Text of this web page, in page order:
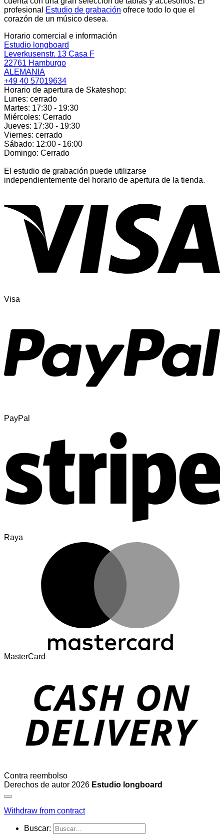
profesional
Estudio de grabación ofrece todo lo que el
corazón de un músico desea.
Horario comercial e información
Estudio longboard
Leverkusenstr. 13 Casa F
22761 Hamburgo
ALEMANIA
+49 40 57019634
Horario de apertura de Skateshop:
Lunes: cerrado
Martes: 17:30 - 19:30
Miércoles: Cerrado
Jueves: 17:30 - 19:30
Viernes: cerrado
Sábado: 12:00 - 16:00
Domingo: Cerrado
El estudio de grabación puede utilizarse
independientemente del horario de apertura de la tienda.
Visa
PayPal
Raya
MasterCard
Contra reembolso
Derechos de autor 2026 Estudio longboard
Withdraw from contract
Buscar: